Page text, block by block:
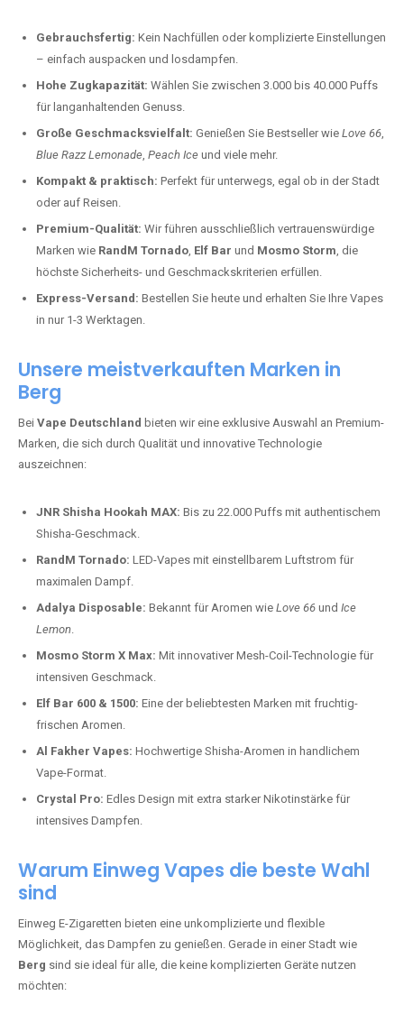
Gebrauchsfertig: Kein Nachfüllen oder komplizierte Einstellungen
– einfach auspacken und losdampfen.
Hohe Zugkapazität: Wählen Sie zwischen 3.000 bis 40.000 Puffs
für langanhaltenden Genuss.
Große Geschmacksvielfalt: Genießen Sie Bestseller wie Love 66,
Blue Razz Lemonade, Peach Ice und viele mehr.
Kompakt & praktisch: Perfekt für unterwegs, egal ob in der Stadt
oder auf Reisen.
Premium-Qualität: Wir führen ausschließlich vertrauenswürdige
Marken wie RandM Tornado, Elf Bar und Mosmo Storm, die
höchste Sicherheits- und Geschmackskriterien erfüllen.
Express-Versand: Bestellen Sie heute und erhalten Sie Ihre Vapes
in nur 1-3 Werktagen.
Unsere meistverkauften Marken in
Berg
Bei Vape Deutschland bieten wir eine exklusive Auswahl an Premium-
Marken, die sich durch Qualität und innovative Technologie
auszeichnen:
JNR Shisha Hookah MAX: Bis zu 22.000 Puffs mit authentischem
Shisha-Geschmack.
RandM Tornado: LED-Vapes mit einstellbarem Luftstrom für
maximalen Dampf.
Adalya Disposable: Bekannt für Aromen wie Love 66 und Ice
Lemon.
Mosmo Storm X Max: Mit innovativer Mesh-Coil-Technologie für
intensiven Geschmack.
Elf Bar 600 & 1500: Eine der beliebtesten Marken mit fruchtig-
frischen Aromen.
Al Fakher Vapes: Hochwertige Shisha-Aromen in handlichem
Vape-Format.
Crystal Pro: Edles Design mit extra starker Nikotinstärke für
intensives Dampfen.
Warum Einweg Vapes die beste Wahl
sind
Einweg E-Zigaretten bieten eine unkomplizierte und flexible
Möglichkeit, das Dampfen zu genießen. Gerade in einer Stadt wie
Berg sind sie ideal für alle, die keine komplizierten Geräte nutzen
möchten: